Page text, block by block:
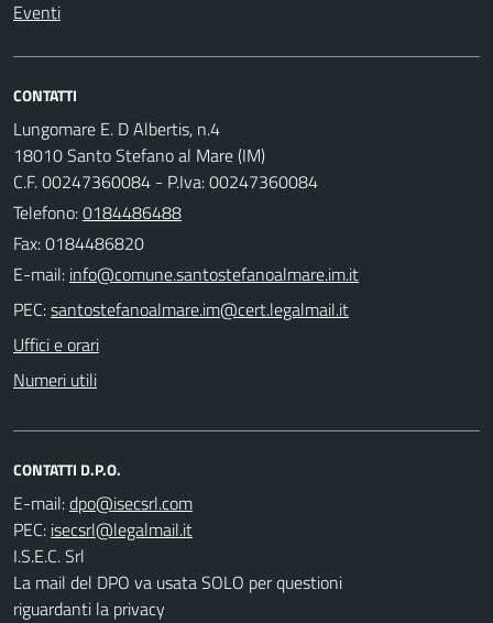
Eventi
CONTATTI
Lungomare E. D Albertis, n.4
18010 Santo Stefano al Mare (IM)
C.F. 00247360084 - P.Iva: 00247360084
Telefono:0184486488
Fax: 0184486820
E-mail:
PEC:
Uffici e orari
Numeri utili
CONTATTI D.P.O.
E-mail:
PEC:
I.S.E.C. Srl
La mail del DPO va usata SOLO per questioni
riguardanti la privacy